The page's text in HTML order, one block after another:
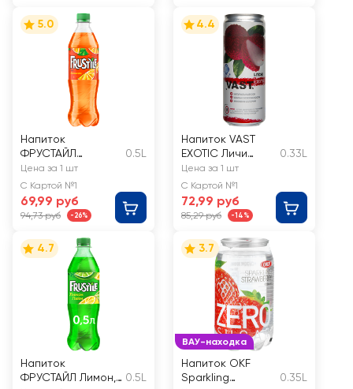
5.0
Напиток
ФРУСТАЙЛ
Апельсин
сильногазированн
ый
0.5L
Цена за 1 шт
С Картой №1
69,99 руб
94,73 руб -26%
4.4
Напиток VAST
EXOTIC Личи
газированный
0.33L
Цена за 1 шт
С Картой №1
72,99 руб
85,29 руб -14%
4.7
Напиток
ФРУСТАЙЛ Лимон,
0.5L
ВАУ-находка
3.7
Напиток OKF
Sparkling
0.35L